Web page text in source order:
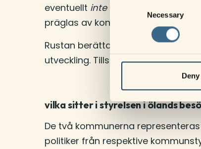
Necessary
Deny
eventuellt integöra? I
präglas av konkurrensneutralitet.
Rustan berättar att det ger oss
utveckling. Tillsammans kan vi
vilka sitter i styrelsen i ölands
De två kommunerna
politiker från respektive